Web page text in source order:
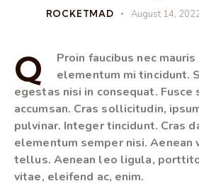
ROCKETMAD August 14,
Q
Proin faucibus nec
elementum mi tincidunt.
egestas nisi in consequat. Fusce
accumsan. Cras sollicitudin,
pulvinar. Integer tincidunt. Cras
elementum semper nisi.
tellus. Aenean leo ligula,
vitae, eleifend ac, enim.